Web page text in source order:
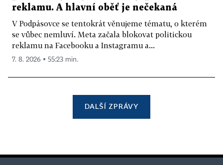
reklamu. A hlavní oběť je nečekaná
V Podpásovce se tentokrát věnujeme tématu, o kterém
se vůbec nemluví. Meta začala blokovat politickou
reklamu na Facebooku a Instagramu a...
7. 8. 2026 ▪ 55:23 min.
DALŠÍ ZPRÁVY